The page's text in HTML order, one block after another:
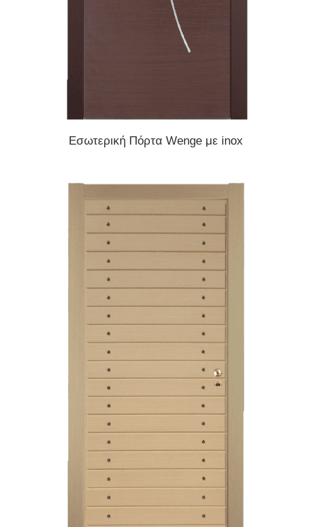
READ MORE
Εσωτερική Πόρτα Wenge με inox